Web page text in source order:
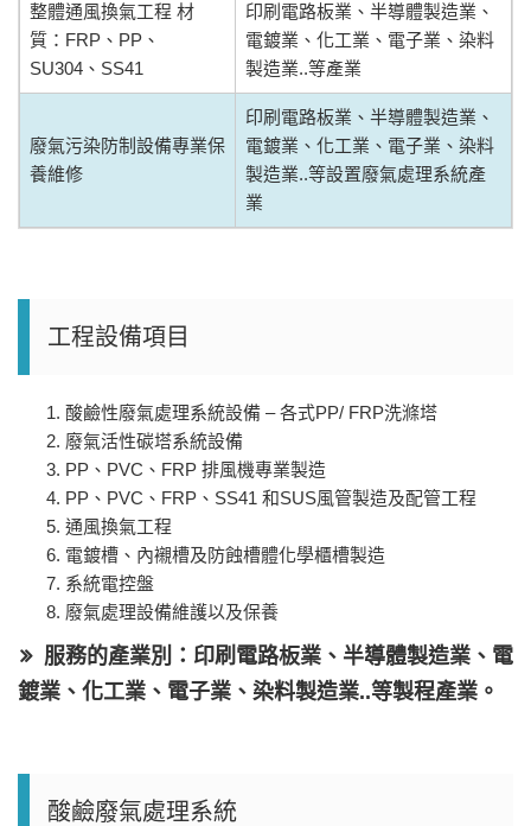
整體通風換氣工程 材
質：FRP、PP、
SU304、SS41
印刷電路板業、半導體製造業、
電鍍業、化工業、電子業、染料
製造業..等產業
廢氣污染防制設備專業保
養維修
印刷電路板業、半導體製造業、
電鍍業、化工業、電子業、染料
製造業..等設置廢氣處理系統產
業
工程設備項目
​酸鹼性廢氣處理系統設備 – 各式PP/ FRP洗滌塔
廢氣活性碳塔系統設備
PP、PVC、FRP 排風機專業製造
PP、PVC、FRP、SS41 和SUS風管製造及配管工程
通風換氣工程
電鍍槽、內襯槽及防蝕槽體化學櫃槽製造
系統電控盤
廢氣處理設備維護以及保養
服務的產業別：印刷電路板業、半導體製造業、電
鍍業、化工業、電子業、染料製造業..等製程產業。
酸鹼廢氣處理系統